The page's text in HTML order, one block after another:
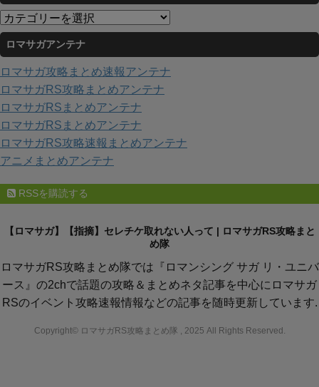
イ
ブ
カ
テ
ゴ
リ
ー
ロマサガアンテナ
ロマサガ攻略まとめ速報アンテナ
ロマサガRS攻略まとめアンテナ
ロマサガRSまとめアンテナ
ロマサガRSまとめアンテナ
ロマサガRS攻略速報まとめアンテナ
アニメまとめアンテナ
RSSを購読する
【ロマサガ】【指摘】セレチケ取れない人って | ロマサガRS攻略まと
め隊
ロマサガRS攻略まとめ隊では『ロマンシング サガ リ・ユニバ
ース』の2chで話題の攻略＆まとめネタ記事を中心にロマサガ
RSのイベント攻略速報情報などの記事を随時更新しています.
Copyright© ロマサガRS攻略まとめ隊 , 2025 All Rights Reserved.